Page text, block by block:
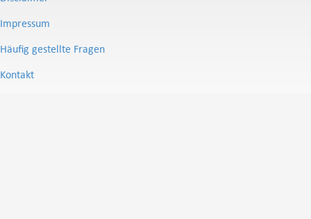
Impressum
Häufig gestellte Fragen
Kontakt